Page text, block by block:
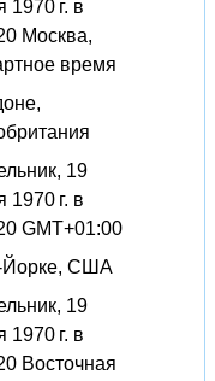
1970 г. в
Москва,
время
19
1970 г. в
GMT+01:00
Йорке, США
19
1970 г. в
Восточная